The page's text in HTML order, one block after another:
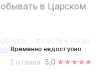
в Царском
Временно недоступно
4,5 часа
на автобусе
5,0
3 отзыва